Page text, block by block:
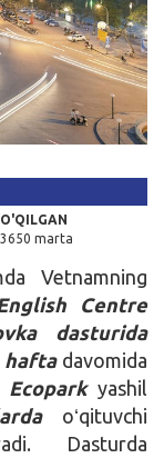
O'QILGAN
3650 marta
Vetnamning
Centre
dasturida
hafta davomida
yashil
oʻqituvchi
Dasturda